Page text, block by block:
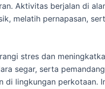
Aktivitas berjalan di
melatih pernapasan,
stres dan
segar, serta
di lingkungan perkotaan.